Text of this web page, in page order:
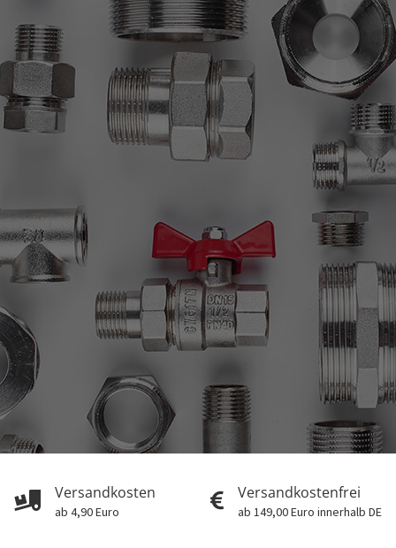
Versandkosten
ab 4,90 Euro
Versandkostenfrei
ab 149,00 Euro innerhalb DE